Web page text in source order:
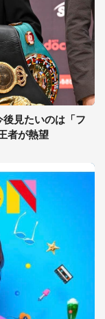
見たいのは「フ
者が熱望